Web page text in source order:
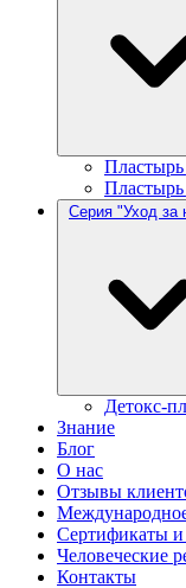
Пластырь
Пластырь
Серия "Уход за
Детокс-
Знание
Блог
О нас
Отзывы
Сертификаты и
Человеческие
Контакты